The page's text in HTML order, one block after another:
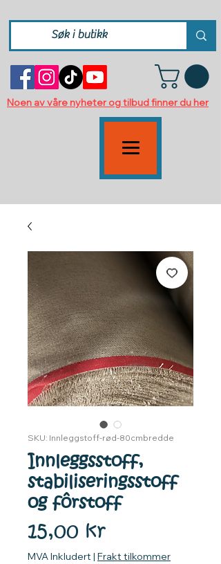
Noen av våre nyheter og tilbud finner du her
SKU: Innleggstoff-rød-80cmbredde
Innleggsstoff,
stabiliseringsstoff
og fôrstoff
15,00 krPris
MVA Inkludert | Frakt tilkommer